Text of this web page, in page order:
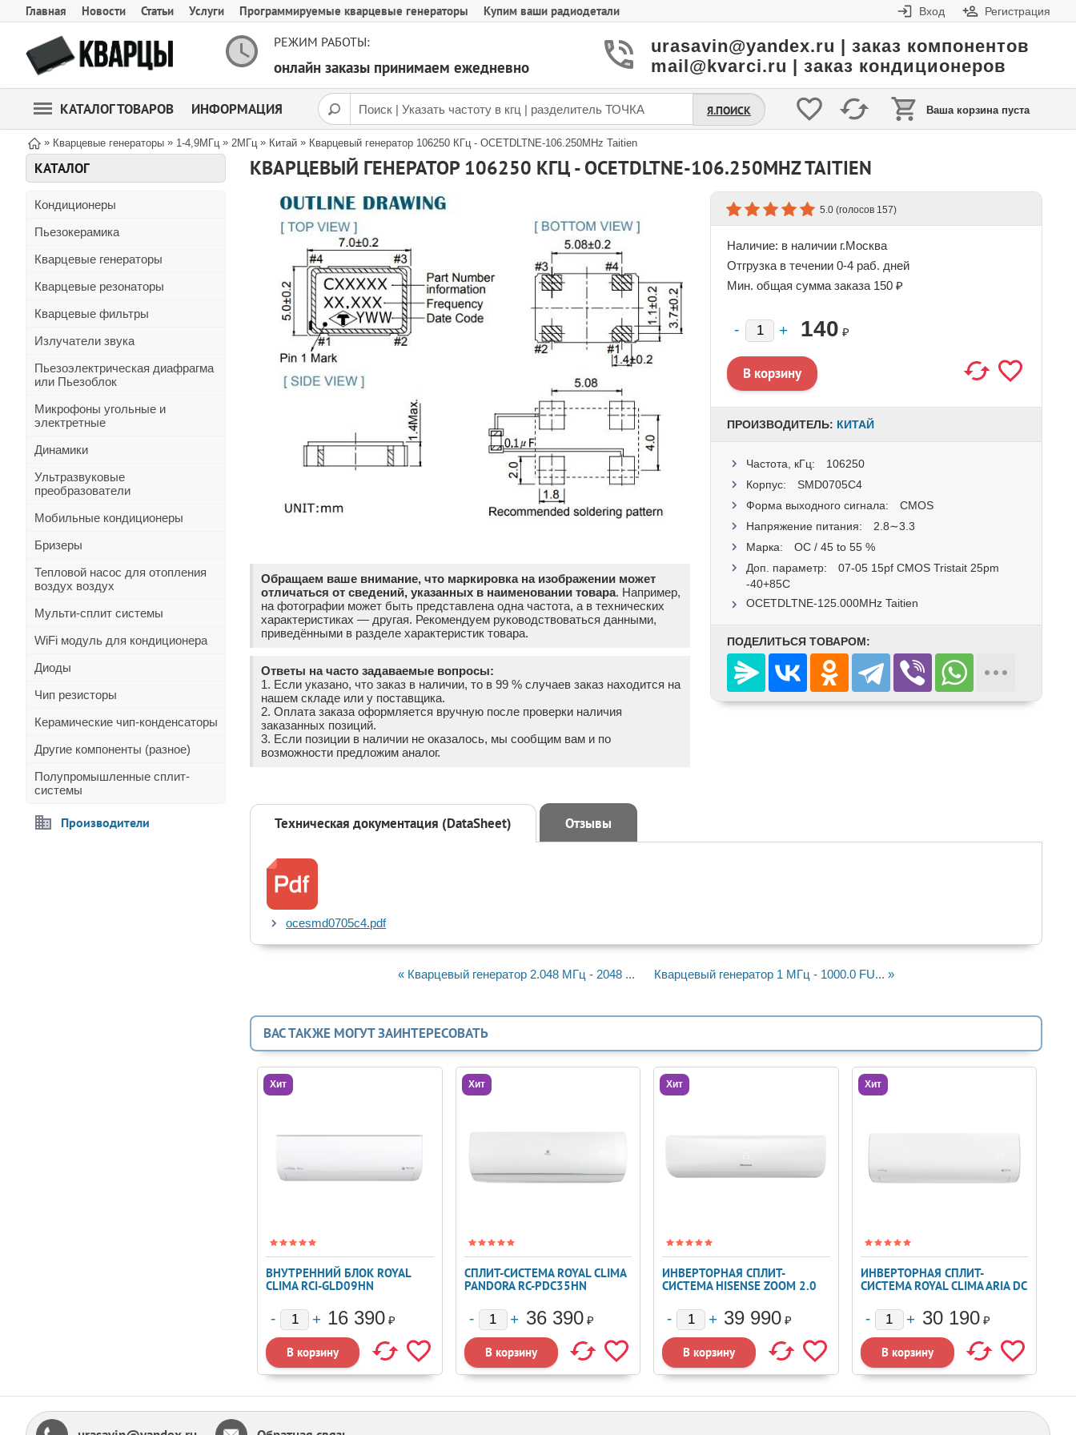
Главная Новости Статьи Услуги Программируемые кварцевые генераторы Купим ваши радиодетали Вход Регистрация
РЕЖИМ РАБОТЫ:
онлайн заказы принимаем ежедневно
urasavin@yandex.ru | заказ компонентов
mail@kvarci.ru | заказ кондиционеров
КАТАЛОГ ТОВАРОВ ИНФОРМАЦИЯ Ваша корзина пуста
Я.ПОИСК
» Кварцевые генераторы » 1-4,9МГц » 2МГц » Китай » Кварцевый генератор 106250 КГц - OCETDLTNE-106.250MHz Taitien
КАТАЛОГ
Кондиционеры
Пьезокерамика
Кварцевые генераторы
Кварцевые резонаторы
Кварцевые фильтры
Излучатели звука
Пьезоэлектрическая диафрагма
или Пьезоблок
Микрофоны угольные и
электретные
Динамики
Ультразвуковые
преобразователи
Мобильные кондиционеры
Бризеры
Тепловой насос для отопления
воздух воздух
Мульти-сплит системы
WiFi модуль для кондиционера
Диоды
Чип резисторы
Керамические чип-конденсаторы
Другие компоненты (разное)
Полупромышленные сплит-
системы
Производители
КВАРЦЕВЫЙ ГЕНЕРАТОР 106250 КГЦ - OCETDLTNE-106.250MHZ TAITIEN
Обращаем ваше внимание, что маркировка на изображении может
отличаться от сведений, указанных в наименовании товара. Например,
на фотографии может быть представлена одна частота, а в технических
характеристиках — другая. Рекомендуем руководствоваться данными,
приведёнными в разделе характеристик товара.
Ответы на часто задаваемые вопросы:
1. Если указано, что заказ в наличии, то в 99 % случаев заказ находится на
нашем складе или у поставщика.
2. Оплата заказа оформляется вручную после проверки наличия
заказанных позиций.
3. Если позиции в наличии не оказалось, мы сообщим вам и по
возможности предложим аналог.
5.0 (голосов 157)
Наличие: в наличии г.Москва
Отгрузка в течении 0-4 раб. дней
Мин. общая сумма заказа 150 ₽
140 ₽
ПРОИЗВОДИТЕЛЬ: КИТАЙ
Частота, кГц:
106250
Корпус:
SMD0705С4
Форма выходного сигнала:
CMOS
Напряжение питания:
2.8∼3.3
Марка:
OC / 45 to 55 %
Доп. параметр:
07-05 15pf CMOS Tristait 25pm
-40+85C
OCETDLTNE-125.000MHz Taitien
ПОДЕЛИТЬСЯ ТОВАРОМ:
Техническая документация (DataSheet) Отзывы
ocesmd0705c4.pdf
« Кварцевый генератор 2.048 МГц - 2048 ... Кварцевый генератор 1 МГц - 1000.0 FU... »
ВАС ТАКЖЕ МОГУТ ЗАИНТЕРЕСОВАТЬ
Хит
ВНУТРЕННИЙ БЛОК ROYAL
CLIMA RCI-GLD09HN
16 390 ₽
Хит
СПЛИТ-СИСТЕМА ROYAL CLIMA
PANDORA RC-PDC35HN
36 390 ₽
Хит
ИНВЕРТОРНАЯ СПЛИТ-
СИСТЕМА HISENSE ZOOM 2.0
13UW4RYRKB0539 990 ₽
Хит
ИНВЕРТОРНАЯ СПЛИТ-
СИСТЕМА ROYAL CLIMA ARIA DC
30 190 ₽